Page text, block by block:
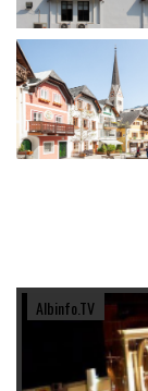
Albinfo.TV